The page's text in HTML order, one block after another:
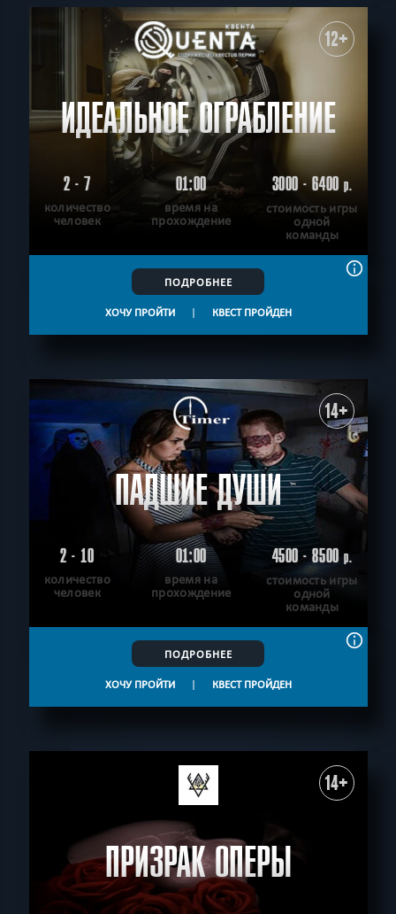
12+
ИДЕАЛЬНОЕ ОГРАБЛЕНИЕ
2 - 7
количество
человек
01:00
время на
прохождение
3000 - 6400р.
стоимость игры
одной
команды
ПОДРОБНЕЕ
ХОЧУ ПРОЙТИ | КВЕСТ ПРОЙДЕН
14+
ПАДШИЕ ДУШИ
2 - 10
количество
человек
01:00
время на
прохождение
4500 - 8500р.
стоимость игры
одной
команды
ПОДРОБНЕЕ
ХОЧУ ПРОЙТИ | КВЕСТ ПРОЙДЕН
14+
ПРИЗРАК ОПЕРЫ